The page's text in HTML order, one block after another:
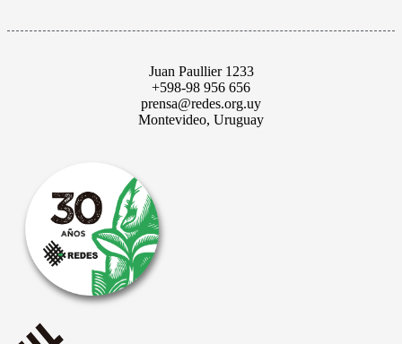
Juan Paullier 1233
+598-98 956 656
prensa@redes.org.uy
Montevideo, Uruguay